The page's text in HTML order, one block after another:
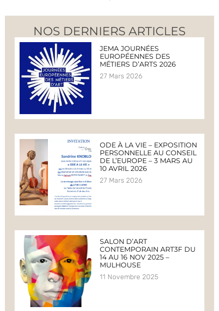
NOS DERNIERS ARTICLES
JEMA JOURNÉES
EUROPÉENNES DES
MÉTIERS D’ARTS 2026
27 Mars 2026
ODE À LA VIE – EXPOSITION
PERSONNELLE AU CONSEIL
DE L’EUROPE – 3 MARS AU
10 AVRIL 2026
27 Mars 2026
SALON D’ART
CONTEMPORAIN ART3F DU
14 AU 16 NOV 2025 –
MULHOUSE
11 Novembre 2025